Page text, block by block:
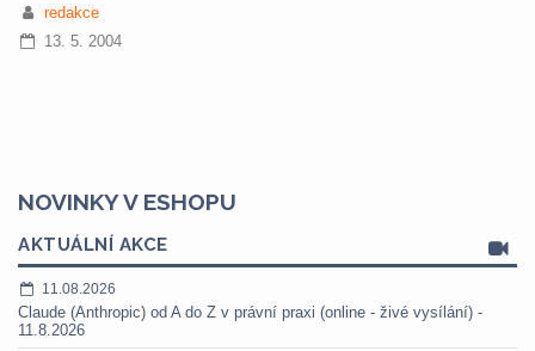
redakce
13. 5. 2004
NOVINKY V ESHOPU
AKTUÁLNÍ AKCE
11.08.2026
Claude (Anthropic) od A do Z v právní praxi (online - živé vysílání) -
11.8.2026